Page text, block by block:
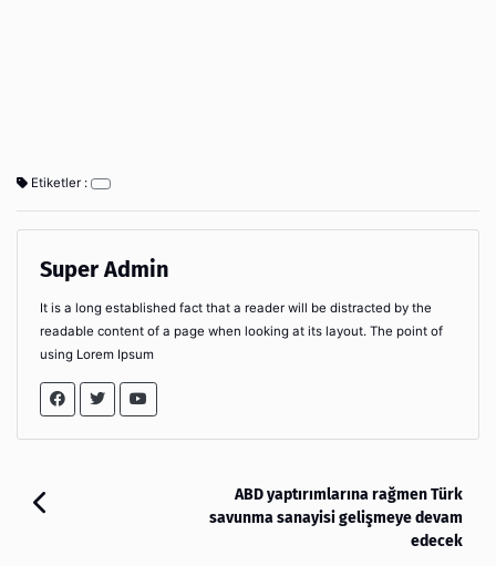
Etiketler :
Super Admin
It is a long established fact that a reader will be distracted by the
readable content of a page when looking at its layout. The point of
using Lorem Ipsum
ABD yaptırımlarına rağmen Türk
savunma sanayisi gelişmeye devam
edecek